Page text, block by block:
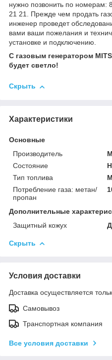
нужно позвонить по номерам:
21 21. Прежде чем продать
инженер проведет
вами ваши пожелания и
установке и подключению.
С газовым генератором
будет светло!
Скрыть
Характеристики
Основные
Производитель
Состояние
Тип топлива
Потребление газа: метан/
пропан
Дополнительные
Защитный кожух
Скрыть
Условия доставки
Доставка осуществляется
Самовывоз
Транспортная компания
Все условия доставки